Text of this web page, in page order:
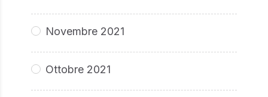
Novembre 2021
Ottobre 2021